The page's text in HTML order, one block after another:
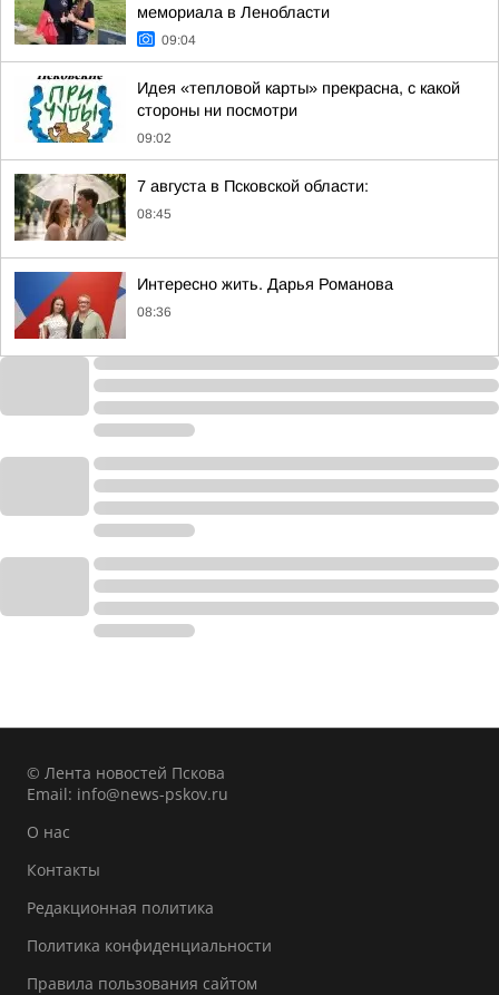
мемориала в Ленобласти
09:04
Идея «тепловой карты» прекрасна, с какой
стороны ни посмотри
09:02
7 августа в Псковской области:
08:45
Интересно жить. Дарья Романова
08:36
© Лента новостей Пскова
Email: info@news-pskov.ru
О нас
Контакты
Редакционная политика
Политика конфиденциальности
Правила пользования сайтом